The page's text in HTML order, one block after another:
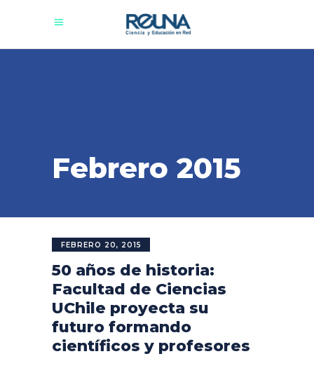
Febrero 2015
FEBRERO 20, 2015
50 años de historia:
Facultad de Ciencias
UChile proyecta su
futuro formando
científicos y profesores